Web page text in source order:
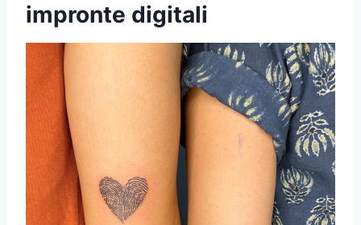
impronte digitali